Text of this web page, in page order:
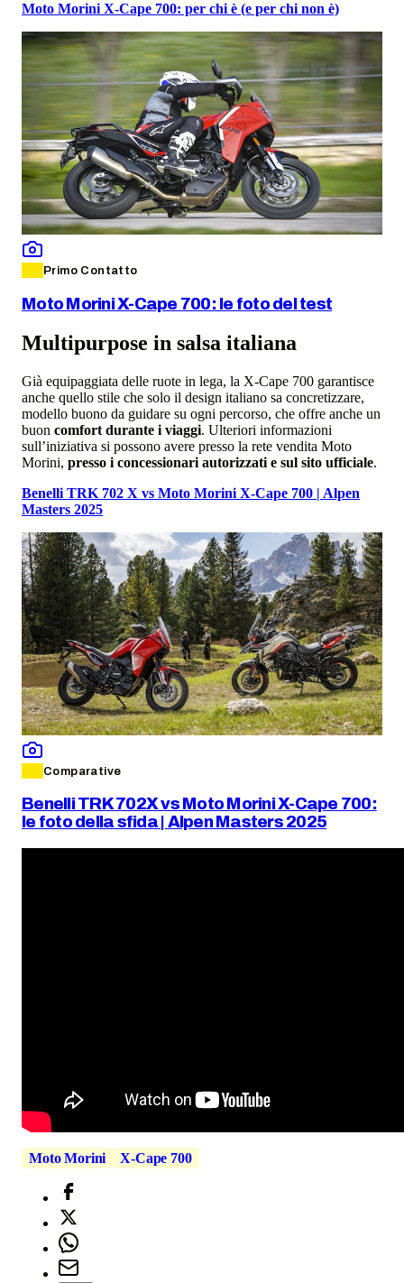
Moto Morini X-Cape 700: per chi è (e per chi non è)
Primo Contatto
Moto Morini X-Cape 700: le foto del test
Multipurpose in salsa italiana
Già equipaggiata delle ruote in lega, la X-Cape 700 garantisce
anche quello stile che solo il design italiano sa concretizzare,
modello buono da guidare su ogni percorso, che offre anche un
buon comfort durante i viaggi. Ulteriori informazioni
sull’iniziativa si possono avere presso la rete vendita Moto
Morini, presso i concessionari autorizzati e sul sito ufficiale.
Benelli TRK 702 X vs Moto Morini X-Cape 700 | Alpen
Masters 2025
Comparative
Benelli TRK 702X vs Moto Morini X-Cape 700:
le foto della sfida | Alpen Masters 2025
Moto Morini X-Cape 700